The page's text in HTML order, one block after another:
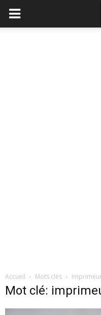
Accueil Mots clés
Mot clé: